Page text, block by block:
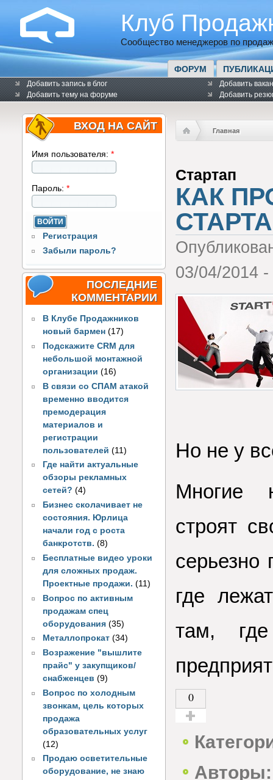
Клуб
Сообщество менеджеров по
ФОРУМ
Добавить запись в блог
Добавить тему на форуме
Добавить
Добавить
ВХОД НА САЙТ
Имя пользователя: *
Пароль: *
Регистрация
Забыли пароль?
ПОСЛЕДНИЕ
КОММЕНТАРИИ
В Клубе Продажников
новый бармен (17)
Подскажите CRM для
небольшой монтажной
организации (16)
В связи со СПАМ атакой
временно вводится
премодерация
материалов и
регистрации
пользователей(11)
Где найти актуальные
обзоры рекламных
сетей? (4)
Бизнес сколачивает не
состояния. Юрлица
начали год с роста
банкротств. (8)
Бесплатные видео уроки
для сложных продаж.
Проектные продажи. (11)
Вопрос по активным
продажам спец
оборудования (35)
Металлопрокат (34)
Возражение "вышлите
прайс" у закупщиков/
снабженцев (9)
Вопрос по холодным
звонкам, цель которых
продажа
образовательных услуг
(12)
Продаю осветительные
оборудование, не знаю
Главная
Cтартап
КАК
03/04/2014
Но не у
Многие
строят
серьезно
где
там,
0
Авторы: